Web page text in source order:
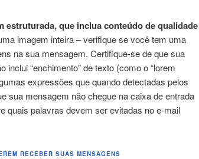
estruturada, que inclua conteúdo de qualidade
imagem inteira – verifique se você tem uma
na sua mensagem. Certifique-se de que sua
inclui “enchimento” de texto (como o “lorem
expressões que quando detectadas pelos
sua mensagem não chegue na caixa de entrada
quais palavras devem ser evitadas no e-mail
RECEBER SUAS MENSAGENS